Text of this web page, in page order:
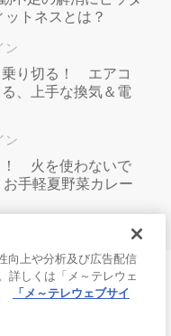
ットネスとは？
ン
乗り切る！ エアコ
、上手な換気＆電
ン
！ 火を使わないで
手軽夏野菜カレー
向上や分析及び広告配信
詳しくは「メ～テレウェ
「メ～テレウェブサイ